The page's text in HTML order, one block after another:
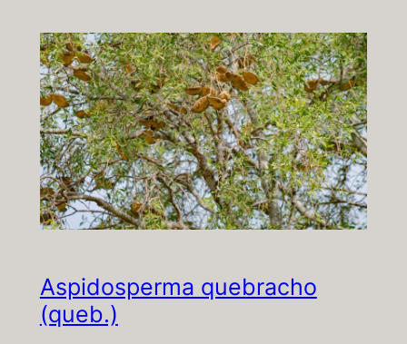
Aspidosperma quebracho
(queb.)